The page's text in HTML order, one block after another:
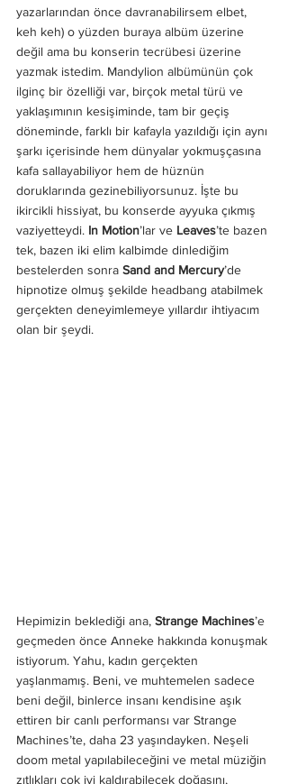
yazarlarından önce davranabilirsem elbet,
keh keh) o yüzden buraya albüm üzerine
değil ama bu konserin tecrübesi üzerine
yazmak istedim. Mandylion albümünün çok
ilginç bir özelliği var, birçok metal türü ve
yaklaşımının kesişiminde, tam bir geçiş
döneminde, farklı bir kafayla yazıldığı için aynı
şarkı içerisinde hem dünyalar yokmuşçasına
kafa sallayabiliyor hem de hüznün
doruklarında gezinebiliyorsunuz. İşte bu
ikircikli hissiyat, bu konserde ayyuka çıkmış
vaziyetteydi. In Motion’lar ve Leaves’te bazen
tek, bazen iki elim kalbimde dinlediğim
bestelerden sonra Sand and Mercury’de
hipnotize olmuş şekilde headbang atabilmek
gerçekten deneyimlemeye yıllardır ihtiyacım
olan bir şeydi.
Hepimizin beklediği ana, Strange Machines’e
geçmeden önce Anneke hakkında konuşmak
istiyorum. Yahu, kadın gerçekten
yaşlanmamış. Beni, ve muhtemelen sadece
beni değil, binlerce insanı kendisine aşık
ettiren bir canlı performansı var Strange
Machines’te, daha 23 yaşındayken. Neşeli
doom metal yapılabileceğini ve metal müziğin
zıtlıkları çok iyi kaldırabilecek doğasını,